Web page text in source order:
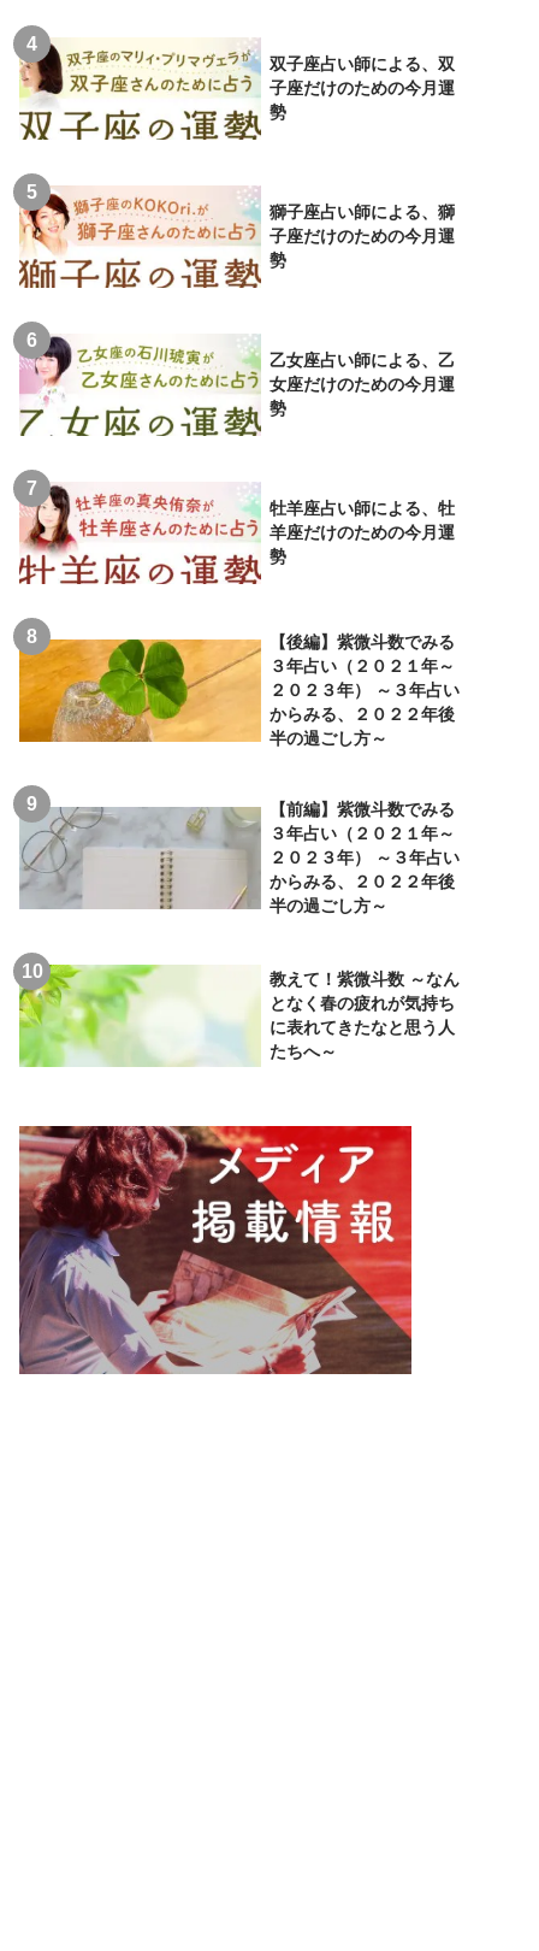
双子座占い師による、双
子座だけのための今月運
勢
獅子座占い師による、獅
子座だけのための今月運
勢
乙女座占い師による、乙
女座だけのための今月運
勢
牡羊座占い師による、牡
羊座だけのための今月運
勢
【後編】紫微斗数でみる
３年占い（２０２１年～
２０２３年） ～３年占い
からみる、２０２２年後
半の過ごし方～
【前編】紫微斗数でみる
３年占い（２０２１年～
２０２３年） ～３年占い
からみる、２０２２年後
半の過ごし方～
教えて！紫微斗数 ～なん
となく春の疲れが気持ち
に表れてきたなと思う人
たちへ～